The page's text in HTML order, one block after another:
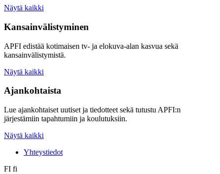
Näytä kaikki
Kansainvälistyminen
APFI edistää kotimaisen tv- ja elokuva-alan kasvua sekä
kansainvälistymistä.
Näytä kaikki
Ajankohtaista
Lue ajankohtaiset uutiset ja tiedotteet sekä tutustu APFI:n
järjestämiin tapahtumiin ja koulutuksiin.
Näytä kaikki
Yhteystiedot
FI fi